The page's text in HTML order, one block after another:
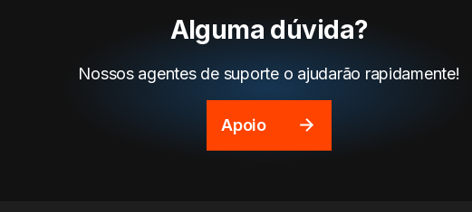
Alguma dúvida?
Nossos agentes de suporte o ajudarão rapidamente!
Apoio